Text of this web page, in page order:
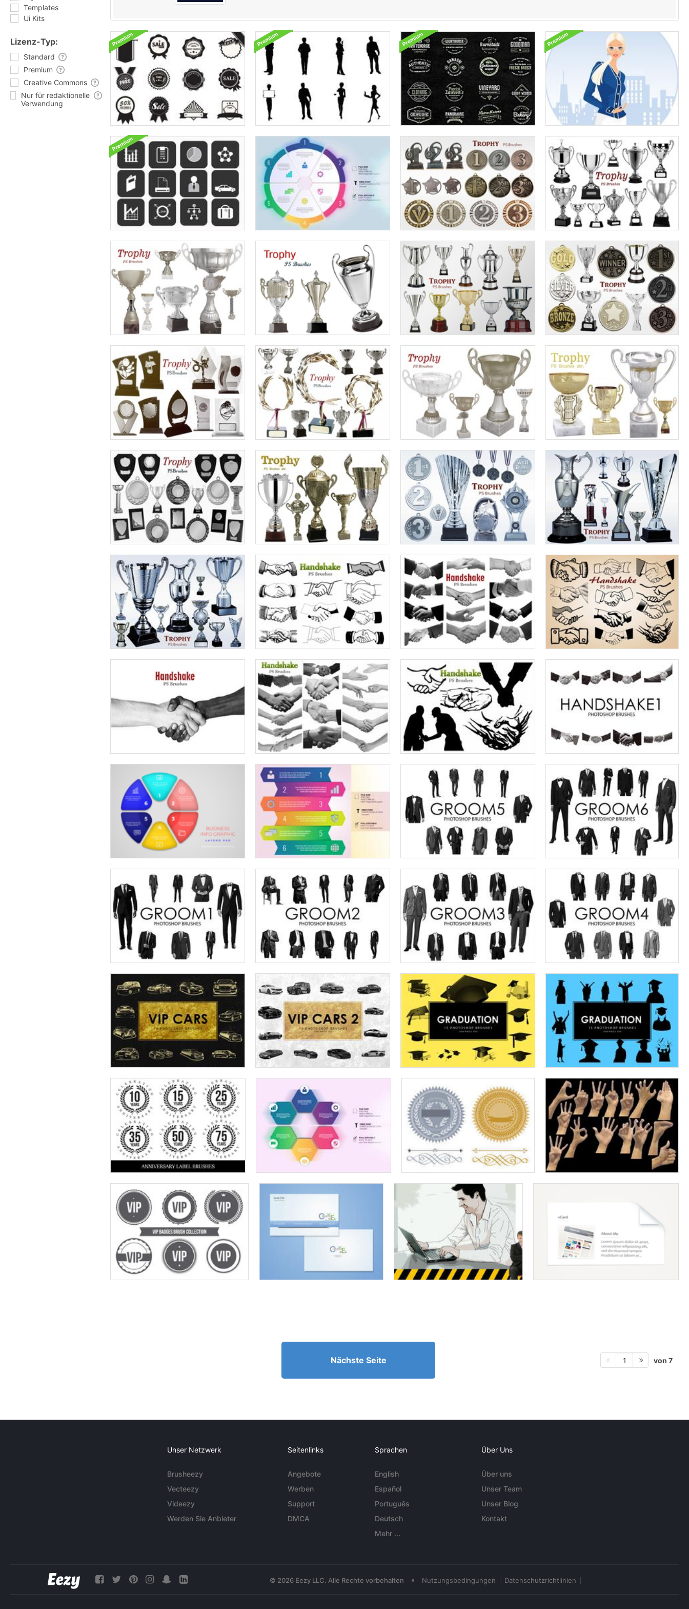
Templates
Ui Kits
Lizenz-Typ:
Standard
Premium
Creative Commons
Nur für redaktionelle
Verwendung
Nächste Seite 1 von 7
Unser Netzwerk
Brusheezy
Vecteezy
Videezy
Werden Sie Anbieter
Seitenlinks
Angebote
Werben
Support
DMCA
Sprachen
English
Español
Português
Deutsch
Mehr ...
Über Uns
Über uns
Unser Team
Unser Blog
Kontakt
© 2026 Eezy LLC. Alle Rechte vorbehalten • Nutzungsbedingungen Datenschutzrichtlinien